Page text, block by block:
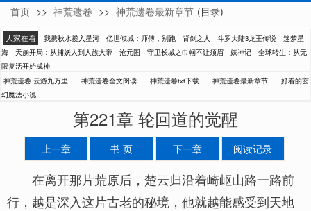
云游九万里
首页 >> 神荒遗卷 >> 神荒遗卷最新章节 (目录)
大家在看 我携秋水揽入星河 亿世倾城：师傅，别跑 背剑之人 斗罗大陆3龙王传说
迷梦星
海
天崩开局：从捕妖人到人族大帝 沧元图 守卫长城之巾帼不让须眉 妖神记
全球转生：从无
限复活开始成神
神荒遗卷 云游九万里 - 神荒遗卷全文阅读 - 神荒遗卷txt下载 - 神荒遗卷最新章节 - 好看的玄
幻魔法小说
第221章 轮回道的觉醒
上一章 书 页 下一章 阅读记录
在离开那片荒原后，楚云归沿着崎岖山路一路前
行，越是深入这片古老的秘境，他就越能感受到天地